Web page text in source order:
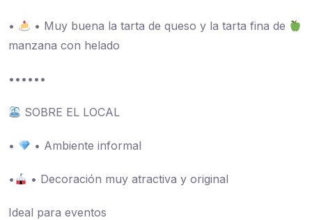
•
• Muy buena la tarta de queso y la tarta fina de
manzana con helado
••••••
SOBRE EL LOCAL
• • Ambiente informal
• • Decoración muy atractiva y original
Ideal para eventos